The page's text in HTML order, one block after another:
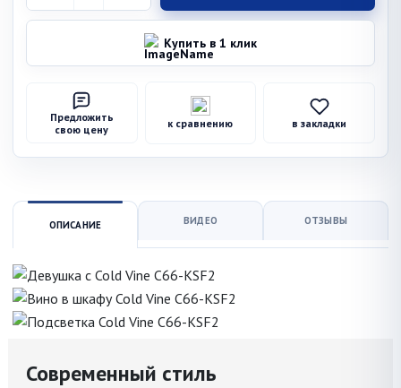
Купить в 1 клик
Предложить
свою цену
к сравнению в закладки
ОПИСАНИЕ ВИДЕО ОТЗЫВЫ
Современный стиль